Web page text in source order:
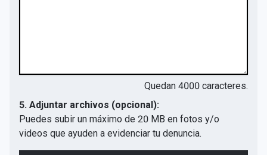
Quedan 4000 caracteres.
5. Adjuntar archivos (opcional):
Puedes subir un máximo de 20 MB en fotos y/o
videos que ayuden a evidenciar tu denuncia.